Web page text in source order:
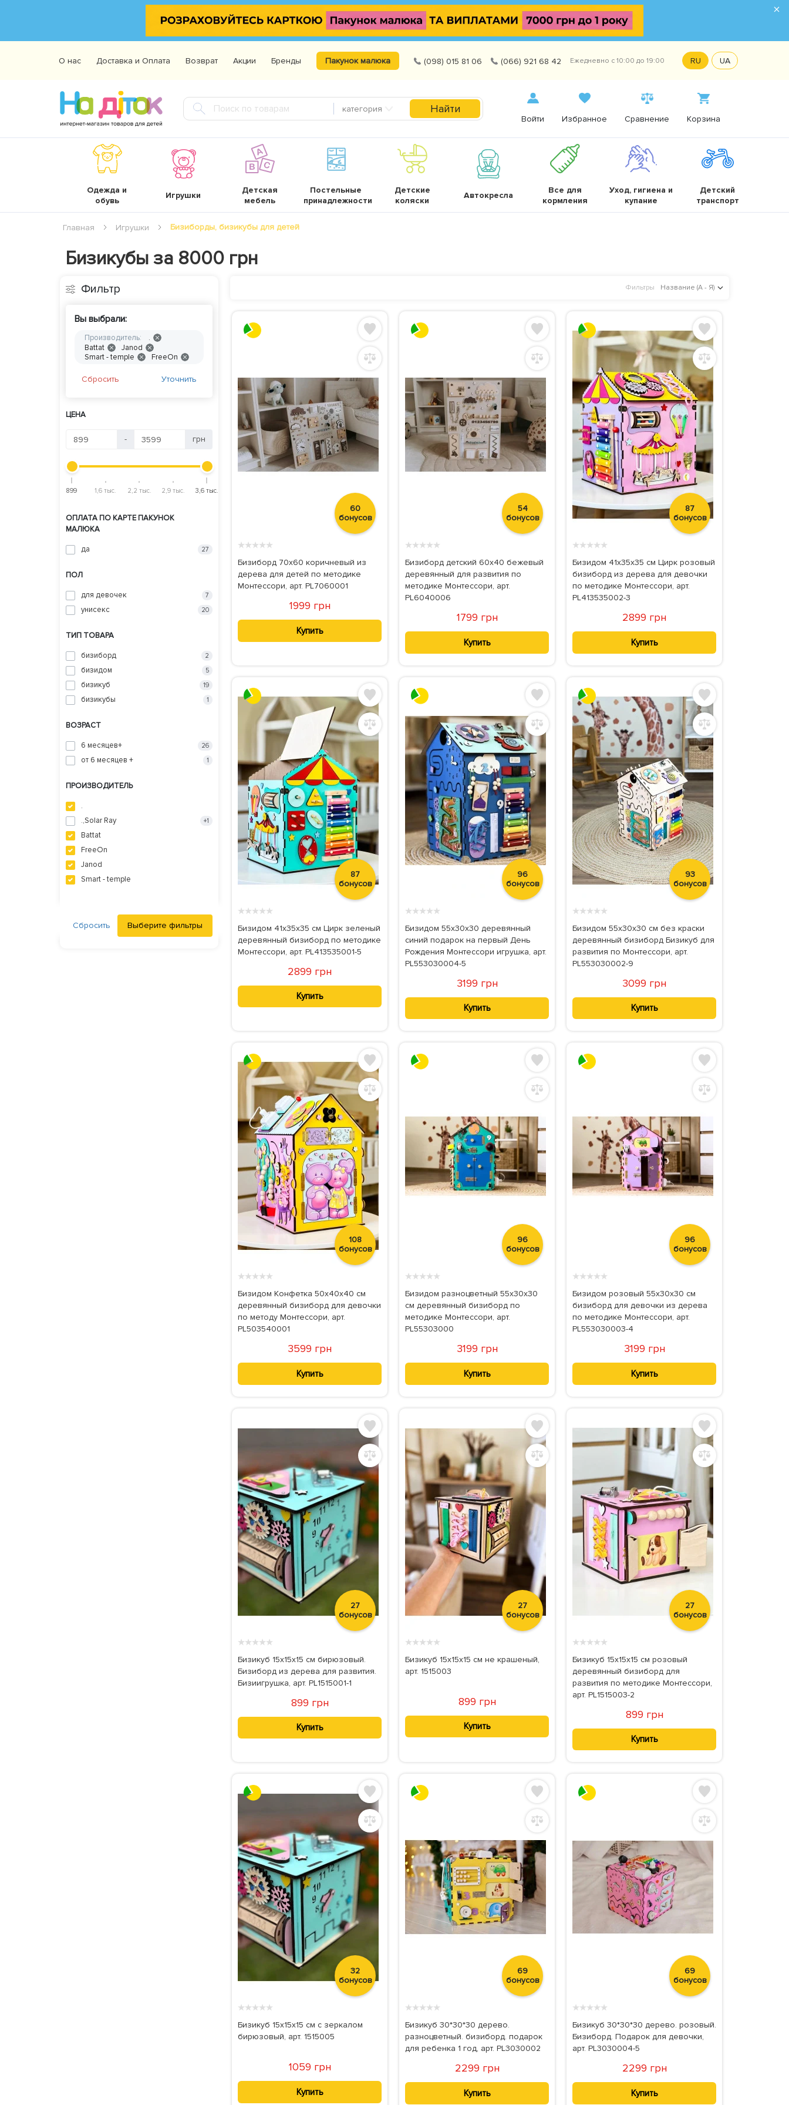
×
О нас Доставка и Оплата Возврат Акции Бренды Пакунок малюка (098) 015 81 06 (066) 921 68 42 Ежедневно с 10:00 до 19:00 RU UA
категория Найти
Войти Избранное Сравнение Корзина
Одежда и
обувь
Игрушки
Детская
мебель
Постельные
принадлежности
Детские
коляски
Автокресла
Все для
кормления
Уход, гигиена и
купание
Детский
транспорт
Главная Игрушки Бизиборды, бизикубы для детей
Бизикубы за 8000 грн
Фильтр
Вы выбрали:
Производитель:
.
Battat
Janod
Smart - temple
FreeOn
Сбросить Уточнить
ЦЕНА
- грн
899 1,6 тыс. 2,2 тыс. 2,9 тыс. 3,6 тыс.
ОПЛАТА ПО КАРТЕ ПАКУНОК
МАЛЮКА
да 27
ПОЛ
для девочек 7
унисекс 20
ТИП ТОВАРА
бизиборд 2
бизидом 5
бизикуб 19
бизикубы 1
ВОЗРАСТ
6 месяцев+ 26
от 6 месяцев + 1
ПРОИЗВОДИТЕЛЬ
.
.,Solar Ray
+1
Battat
FreeOn
Janod
Smart - temple
Сбросить Выберите фильтры
Фильтры Название (А - Я)
60
бонусов
★★★★★
Бизиборд 70х60 коричневый из
дерева для детей по методике
Монтессори, арт. PL7060001
1999 грн
Купить
54
бонусов
★★★★★
Бизиборд детский 60х40 бежевый
деревянный для развития по
методике Монтессори, арт.
PL6040006
1799 грн
Купить
87
бонусов
★★★★★
Бизидом 41x35x35 см Цирк розовый
бизиборд из дерева для девочки
по методике Монтессори, арт.
PL413535002-3
2899 грн
Купить
87
бонусов
★★★★★
Бизидом 41х35х35 см Цирк зеленый
деревянный бизиборд по методике
Монтессори, арт. PL413535001-5
2899 грн
Купить
96
бонусов
★★★★★
Бизидом 55x30x30 деревянный
синий подарок на первый День
Рождения Монтессори игрушка, арт.
PL553030004-5
3199 грн
Купить
93
бонусов
★★★★★
Бизидом 55x30x30 см без краски
деревянный бизиборд Бизикуб для
развития по Монтессори, арт.
PL553030002-9
3099 грн
Купить
108
бонусов
★★★★★
Бизидом Конфетка 50x40x40 см
деревянный бизиборд для девочки
по методу Монтессори, арт.
PL503540001
3599 грн
Купить
96
бонусов
★★★★★
Бизидом разноцветный 55х30х30
см деревянный бизиборд по
методике Монтессори, арт.
PL55303000
3199 грн
Купить
96
бонусов
★★★★★
Бизидом розовый 55х30х30 см
бизиборд для девочки из дерева
по методике Монтессори, арт.
PL553030003-4
3199 грн
Купить
27
бонусов
★★★★★
Бизикуб 15х15х15 см бирюзовый.
Бизиборд из дерева для развития.
Бизиигрушка, арт. PL1515001-1
899 грн
Купить
27
бонусов
★★★★★
Бизикуб 15х15х15 см не крашеный,
арт. 1515003
899 грн
Купить
27
бонусов
★★★★★
Бизикуб 15х15х15 см розовый
деревянный бизиборд для
развития по методике Монтессори,
арт. PL1515003-2
899 грн
Купить
32
бонусов
★★★★★
Бизикуб 15х15х15 см с зеркалом
бирюзовый, арт. 1515005
1059 грн
Купить
69
бонусов
★★★★★
Бизикуб 30*30*30 дерево.
разноцветный. бизиборд. подарок
для ребенка 1 год, арт. PL3030002
2299 грн
Купить
69
бонусов
★★★★★
Бизикуб 30*30*30 дерево. розовый.
Бизиборд. Подарок для девочки,
арт. PL3030004-5
2299 грн
Купить